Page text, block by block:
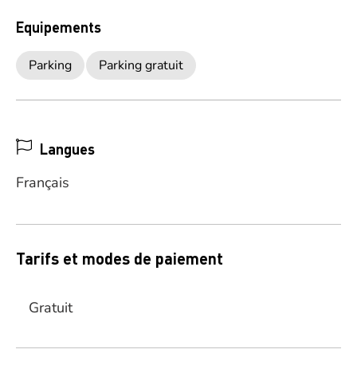
Equipements
Parking Parking gratuit
Langues
Français
Tarifs et modes de paiement
Gratuit